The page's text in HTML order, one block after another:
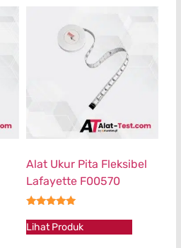
Alat Ukur Pita Fleksibel
Lafayette F00570
Lihat Produk